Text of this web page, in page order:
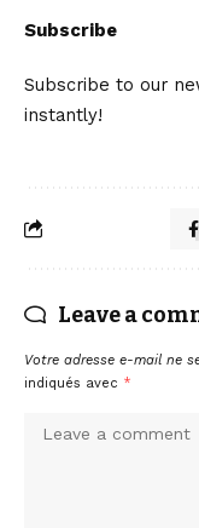
Subscribe
Subscribe to our
instantly!
Leave a
Votre adresse e-mail ne
indiqués avec *